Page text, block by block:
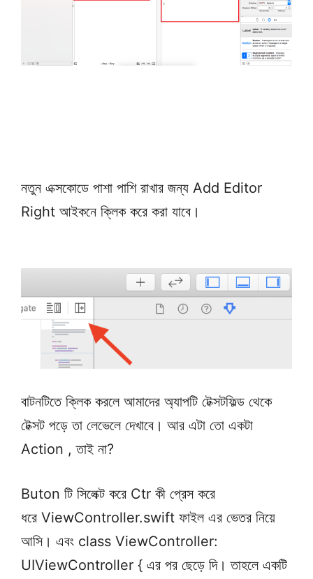
নতুন এক্সকোডে পাশা পাশি রাখার জন্য Add Editor
Right আইকনে ক্লিক করে করা যাবে।
বাটনটিতে ক্লিক করলে আমাদের অ্যাপটি টেক্সটফিল্ড থেকে
টেক্সট পড়ে তা লেভেলে দেখাবে। আর এটা তো একটা
Action , তাই না?
Buton টি সিলেক্ট করে Ctr কী প্রেস করে
ধরে ViewController.swift ফাইল এর ভেতর নিয়ে
আসি। এবং class ViewController:
UIViewController { এর পর ছেড়ে দি। তাহলে একটি